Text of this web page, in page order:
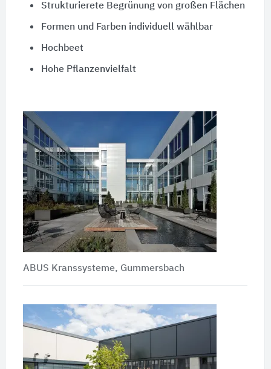
Strukturierete Begrünung von großen Flächen
Formen und Farben individuell wählbar
Hochbeet
Hohe Pflanzenvielfalt
ABUS Kranssysteme, Gummersbach